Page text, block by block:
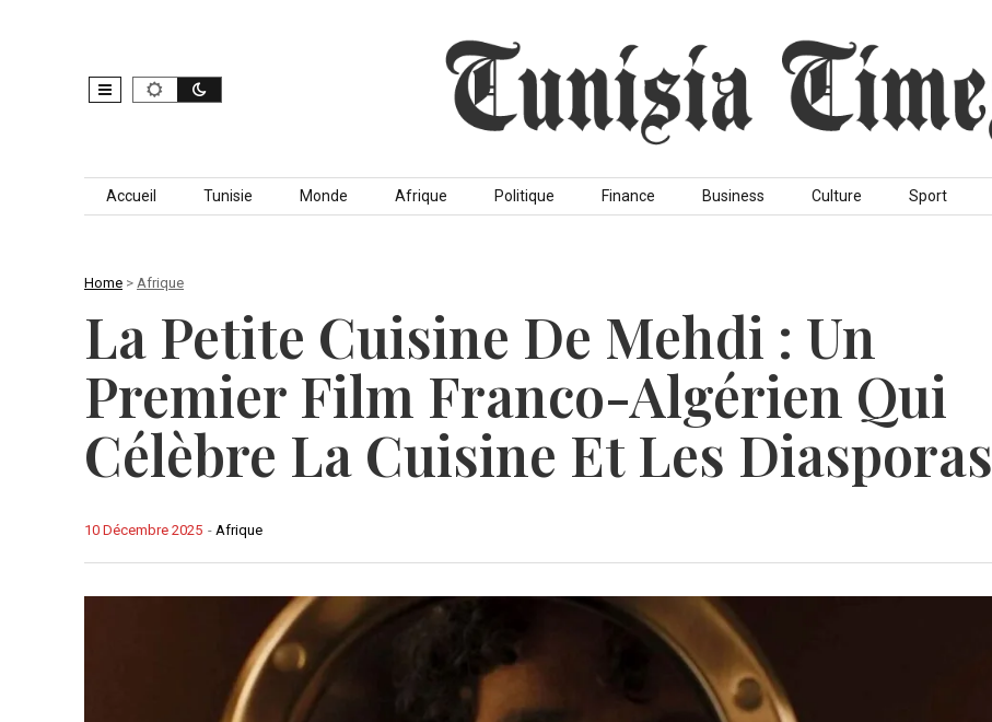
Skip to content
Accueil Tunisie Monde Afrique Politique Finance Business Culture Sport
Home > Afrique
La Petite Cuisine De Mehdi : Un
Premier Film Franco-Algérien Qui
Célèbre La Cuisine Et Les Diasporas
- Afrique
10 Décembre 2025